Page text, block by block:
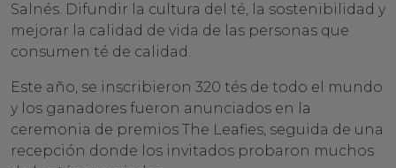
Salnés. Difundir la cultura del té, la sostenibilidad y
mejorar la calidad de vida de las personas que
consumen té de calidad.
Este año, se inscribieron 320 tés de todo el mundo
y los ganadores fueron anunciados en la
ceremonia de premios The Leafies, seguida de una
recepción donde los invitados probaron muchos